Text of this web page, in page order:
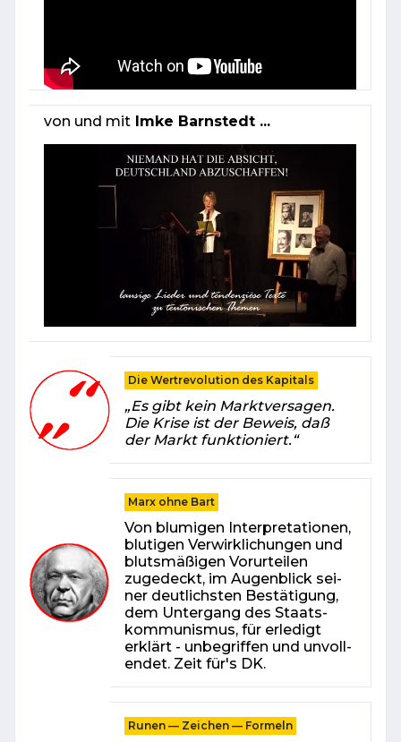
von und mit Imke Barnstedt ...
Die Wertrevolution des Kapitals
„Es gibt kein Marktversagen.
Die Krise ist der Beweis, daß
der Markt funktioniert.“
Marx ohne Bart
Von blu­mi­gen In­ter­pre­ta­tio­nen,
blu­ti­gen Ver­wirk­li­chun­gen und
blutsmäßigen Vorurteilen
zugedeckt, im Au­gen­blick sei­
ner deut­lichs­ten Be­stä­ti­gung,
dem Un­ter­gang des Staats­
kom­mu­nis­mus, für er­le­digt
erklärt - un­be­grif­fen und un­voll­
endet. Zeit für's DK.
Runen — Zeichen — Formeln